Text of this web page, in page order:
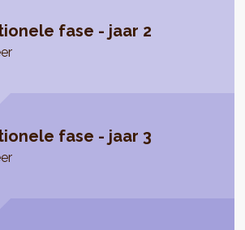
fase - jaar 2
fase - jaar 3